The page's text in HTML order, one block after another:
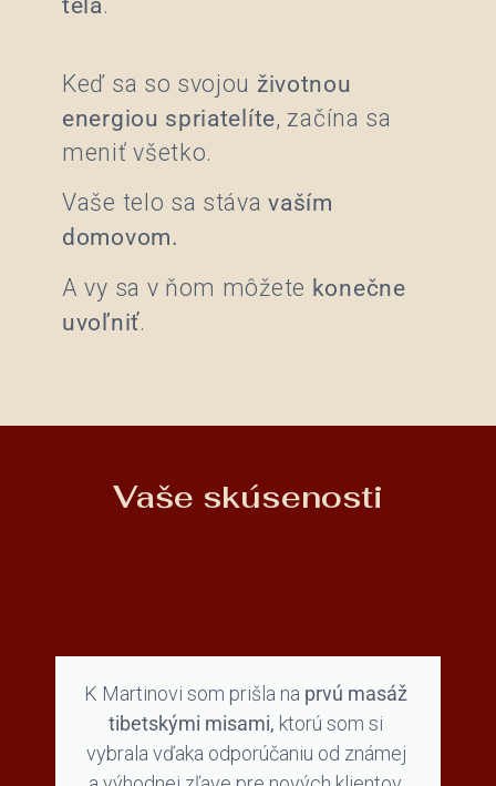
Keď sa so svojou životnou
energiou spriatelíte, začína sa
meniť všetko.
Vaše telo sa stávavaším
domovom.
A vy sa v ňom môžete konečne
uvoľniť.
Vaše skúsenosti
K Martinovi som prišla na prvú masáž
tibetskými misami, ktorú som si
vybrala vďaka odporúčaniu od známej